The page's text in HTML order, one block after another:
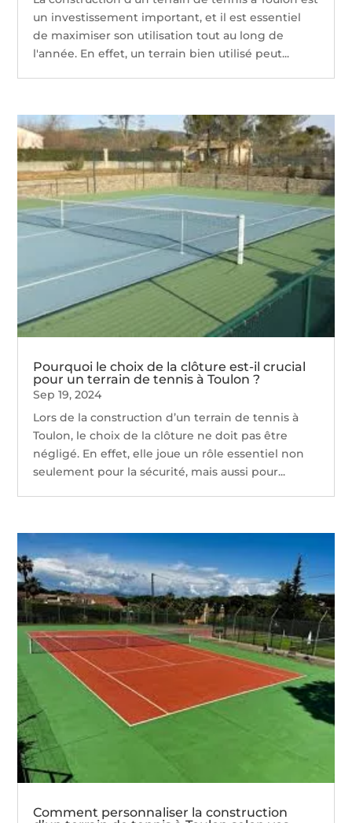
un investissement important, et il est essentiel
de maximiser son utilisation tout au long de
l'année. En effet, un terrain bien utilisé peut...
Pourquoi le choix de la clôture est-il crucial
pour un terrain de tennis à Toulon ?
Sep 19, 2024
Lors de la construction d’un terrain de tennis à
Toulon, le choix de la clôture ne doit pas être
négligé. En effet, elle joue un rôle essentiel non
seulement pour la sécurité, mais aussi pour...
Comment personnaliser la construction